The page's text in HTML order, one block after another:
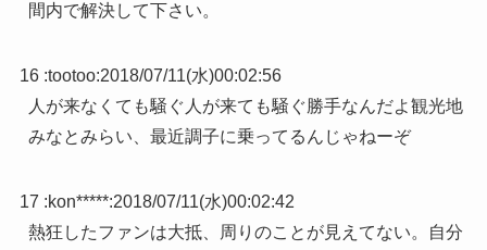
間内で解決して下さい。
16 :tootoo:2018/07/11(水)00:02:56
人が来なくても騒ぐ人が来ても騒ぐ勝手なんだよ観光地
みなとみらい、最近調子に乗ってるんじゃねーぞ
17 :kon*****:2018/07/11(水)00:02:42
熱狂したファンは大抵、周りのことが見えてない。自分